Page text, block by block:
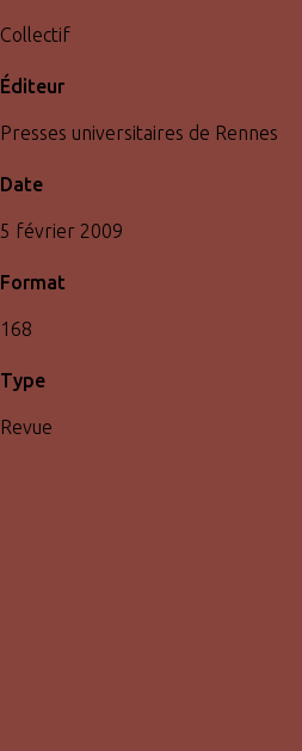
Collectif
Éditeur
Presses universitaires de Rennes
Date
5 février 2009
Format
168
Type
Revue